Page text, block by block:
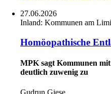
27.06.2026
Inland: Kommunen am
Homöopathische
MPK sagt Kommunen
deutlich zuwenig zu
Gudrun Giese